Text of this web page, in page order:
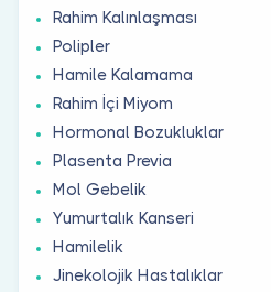
Rahim Kalınlaşması
Polipler
Hamile Kalamama
Rahim İçi Miyom
Hormonal Bozukluklar
Plasenta Previa
Mol Gebelik
Yumurtalık Kanseri
Hamilelik
Jinekolojik Hastalıklar